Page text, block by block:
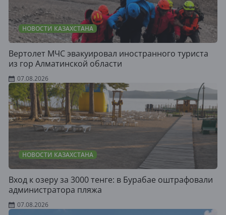
НОВОСТИ КАЗАХСТАНА
Вертолет МЧС эвакуировал иностранного туриста
из гор Алматинской области
07.08.2026
НОВОСТИ КАЗАХСТАНА
Вход к озеру за 3000 тенге: в Бурабае оштрафовали
администратора пляжа
07.08.2026